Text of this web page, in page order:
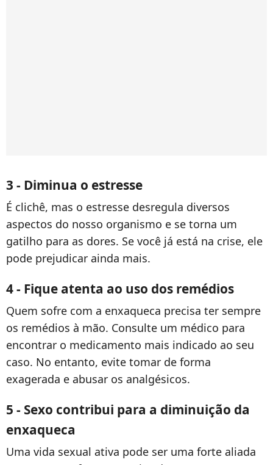
3 - Diminua o estresse
É clichê, mas o estresse desregula diversos
aspectos do nosso organismo e se torna um
gatilho para as dores. Se você já está na crise, ele
pode prejudicar ainda mais.
4 - Fique atenta ao uso dos remédios
Quem sofre com a enxaqueca precisa ter sempre
os remédios à mão. Consulte um médico para
encontrar o medicamento mais indicado ao seu
caso. No entanto, evite tomar de forma
exagerada e abusar os analgésicos.
5 - Sexo contribui para a diminuição da
enxaqueca
Uma vida sexual ativa pode ser uma forte aliada